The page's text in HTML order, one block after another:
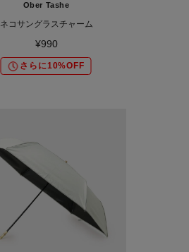
Ober Tashe
ネコサングラスチャーム
¥990
さらに10%OFF